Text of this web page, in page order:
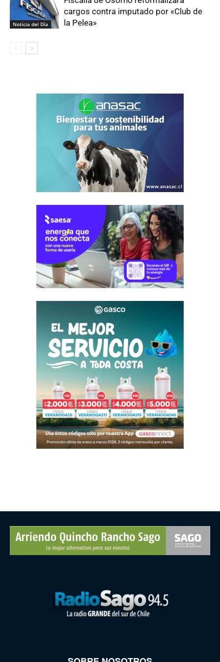
Noticia del Día
cargos contra imputado por «Club de
la Pelea»